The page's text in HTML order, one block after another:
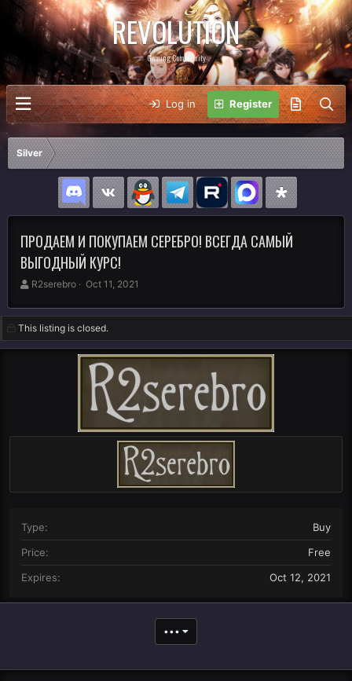
REVOLUTION
Gaming Community
Log in Register
Silver
ПРОДАЕМ И ПОКУПАЕМ СЕРЕБРО! ВСЕГДА САМЫЙ
ВЫГОДНЫЙ КУРС!
A
t
h
o
R2serebro
C
e
a
t
i
o
e
Oct 11, 2021
This listing is closed.
Type
Buy
Price
Free
Expires
Oct 12, 2021
•••